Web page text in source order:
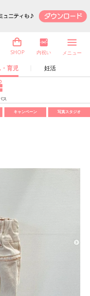
育児 妊活
SHOP 内祝い メニュー
ス
キャンペーン 写真スタジオ